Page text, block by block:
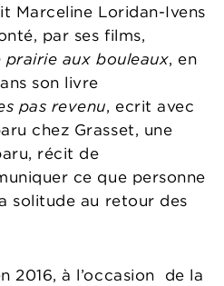
Marceline Loridan-Ivens
par ses films,
aux bouleaux, en
son livre
pas revenu, ecrit avec
chez Grasset, une
récit de
ce que personne
solitude au retour des
2016, à l’occasion de la